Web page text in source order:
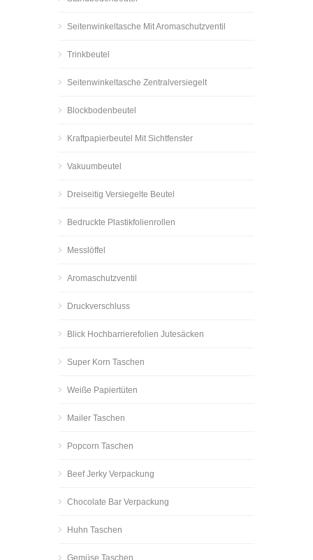
Seitenwinkeltasche Mit Aromaschutzventil
Trinkbeutel
Seitenwinkeltasche Zentralversiegelt
Blockbodenbeutel
Kraftpapierbeutel Mit Sichtfenster
Vakuumbeutel
Dreiseitig Versiegelte Beutel
Bedruckte Plastikfolienrollen
Messlöffel
Aromaschutzventil
Druckverschluss
Blick Hochbarrierefolien Jutesäcken
Super Korn Taschen
Weiße Papiertüten
Mailer Taschen
Popcorn Taschen
Beef Jerky Verpackung
Chocolate Bar Verpackung
Huhn Taschen
Gemüse Taschen